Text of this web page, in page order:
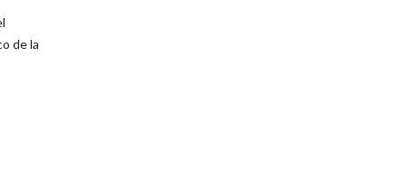
de la